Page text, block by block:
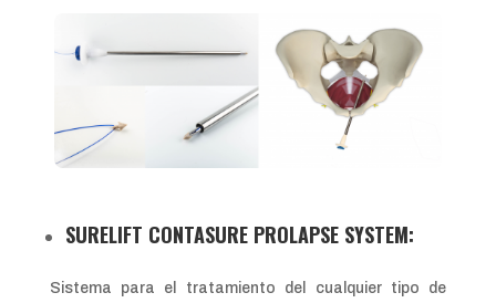
SURELIFT CONTASURE PROLAPSE SYSTEM:
Sistema para el tratamiento del cualquier tipo de